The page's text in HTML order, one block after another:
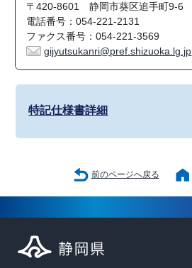
〒420-8601 静岡市葵区追手町9-6
電話番号：054-221-2131
ファクス番号：054-221-3569
gijyutsukanri@pref.shizuoka.lg.jp
特記仕様書詳細
前のページへ戻る